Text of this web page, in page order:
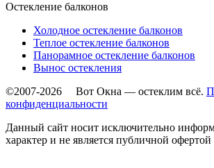
Остекление балконов
Холодное остекление балконов
Теплое остекление балконов
Панорамное остекление балконов
Вынос остекления
©2007-2026 Вот Окна — остеклим всё.
конфиденциальности
Данный сайт носит исключительно
характер и не является публичной офертой